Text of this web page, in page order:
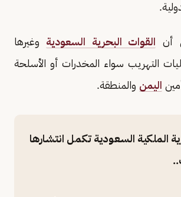
أن القوات البحرية السعودية وغيرها
التهريب سواء المخدرات أو الأسلحة
اليمن والمنطقة.
الملكية السعودية تكمل انتشارها